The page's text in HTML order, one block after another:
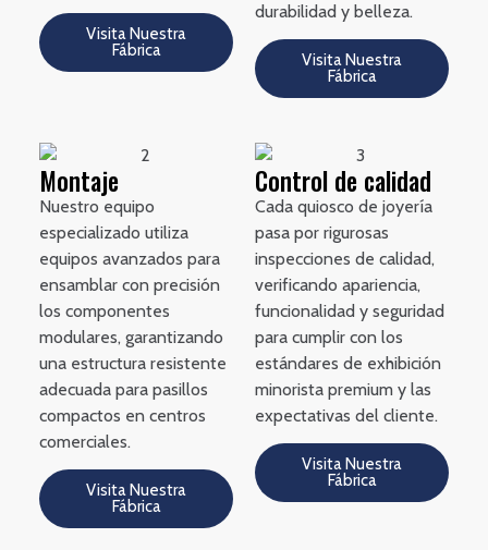
Visita Nuestra
Fábrica
durabilidad y belleza.
Visita Nuestra
Fábrica
Montaje
Nuestro equipo
especializado utiliza
equipos avanzados para
ensamblar con precisión
los componentes
modulares, garantizando
una estructura resistente
adecuada para pasillos
compactos en centros
comerciales.
Visita Nuestra
Fábrica
Control de calidad
Cada quiosco de joyería
pasa por rigurosas
inspecciones de calidad,
verificando apariencia,
funcionalidad y seguridad
para cumplir con los
estándares de exhibición
minorista premium y las
expectativas del cliente.
Visita Nuestra
Fábrica